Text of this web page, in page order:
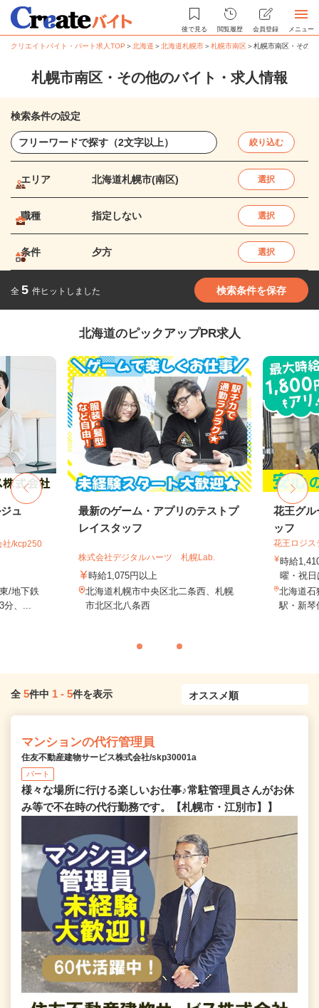
後で見る 閲覧履歴 会員登録 メニュー
クリエイトバイト・パート求人TOP ＞北海道 ＞北海道札幌市＞札幌市南区＞札幌市南区・その
札幌市南区・その他のバイト・求人情報
検索条件の設定
絞り込む
エリア 北海道札幌市(南区) 選択
職種 指定しない 選択
条件 夕方 選択
全 5 件ヒットしました 検索条件を保存
北海道のピックアップPR求人
ュ
社/kcp250
/地下鉄
、...
最新のゲーム・アプリのテストプ
レイスタッフ
株式会社デジタルハーツ 札幌Lab.
時給1,075円以上
北海道札幌市中央区北二条西、札幌
市北区北八条西
花王グル
ッフ
花王ロジ
時給
曜・祝
北海道石
駅・新琴
全 5件中 1 - 5件を表示
マンションの代行管理員
住友不動産建物サービス株式会社/skp30001a
パート
様々な場所に行ける楽しいお仕事♪常駐管理員さんがお休
み等で不在時の代行勤務です。【札幌市・江別市】】